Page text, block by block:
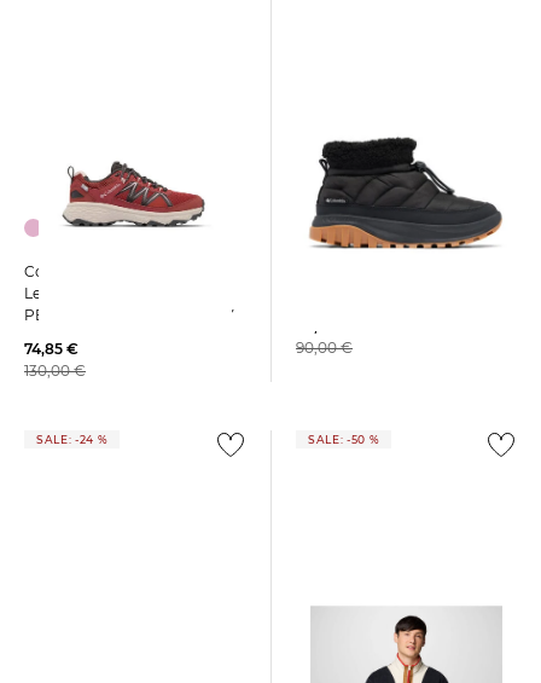
Columbia | Damen
Leichtwanderschuhe
PEAKFREAK RUSH OUTDRY
74,85 €
130,00 €
90,00 €
SALE: -24 % SALE: -50 %